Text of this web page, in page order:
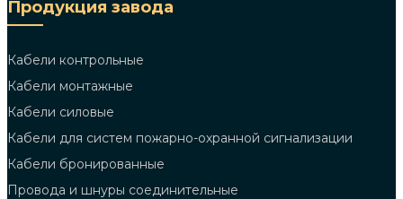
Продукция завода
Кабели контрольные
Кабели монтажные
Кабели силовые
Кабели для систем пожарно-охранной сигнализации
Кабели бронированные
Провода и шнуры соединительные